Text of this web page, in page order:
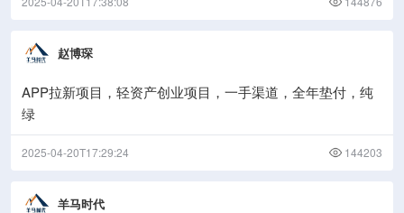
赵博琛
APP拉新项目，轻资产创业项目，一手渠道，全年垫付，纯
绿
2025-04-20T17:29:24 144203
羊马时代